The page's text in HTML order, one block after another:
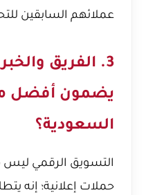
عملائهم السابقين
3. الفريق
يضمون أفضل
السعودية؟
التسويق الرقمي ليس
حملات إعلانية؛ إنه